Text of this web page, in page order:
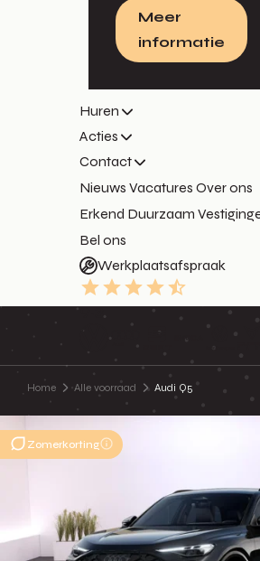
Meer
informatie
Huren
Acties
Contact
Nieuws Vacatures Over ons
Erkend Duurzaam
Bel ons
Werkplaatsafspraak
9.3
Home Alle voorraad Audi Q5
Zomerkorting